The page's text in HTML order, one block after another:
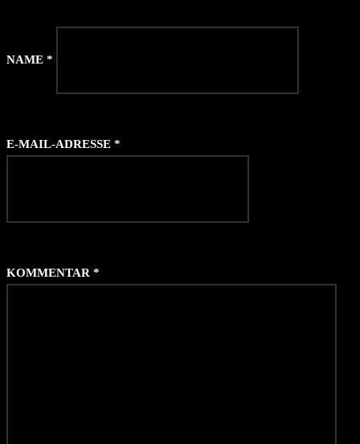
NAME *
E-MAIL-ADRESSE *
KOMMENTAR *